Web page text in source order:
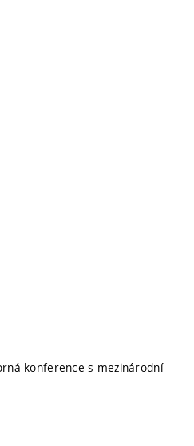
konference s mezinárodní